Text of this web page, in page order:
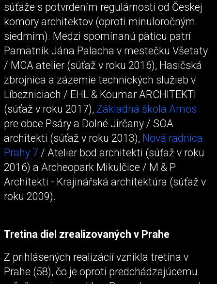
súťaže s potvrdením regulárnosti od Českej
komory architektov (oproti minuloročným
siedmim). Medzi spomínanú päticu patrí
Pamätník Jána Palacha v mestečku Všetaty
/ MCA atelier (súťaž v roku 2016), Hasičská
zbrojnica a zázemie technických služieb v
Líbezniciach / EHL & Koumar ARCHITEKTI
(súťaž v roku 2017), Základná škola Amos
pre obce Psáry a Dolné Jirčany / SOA
architekti (súťaž v roku 2013), Nová radnica
Prahy 7 / Atelier bod architekti (súťaž v roku
2016) a Archeopark Mikulčice / M & P
Architekti - Krajinářská architektúra (súťaž v
roku 2009).
Tretina diel zrealizovaných v Prahe
Z prihlásených realizácií vznikla tretina v
Prahe (58), čo je oproti predchádzajúcemu